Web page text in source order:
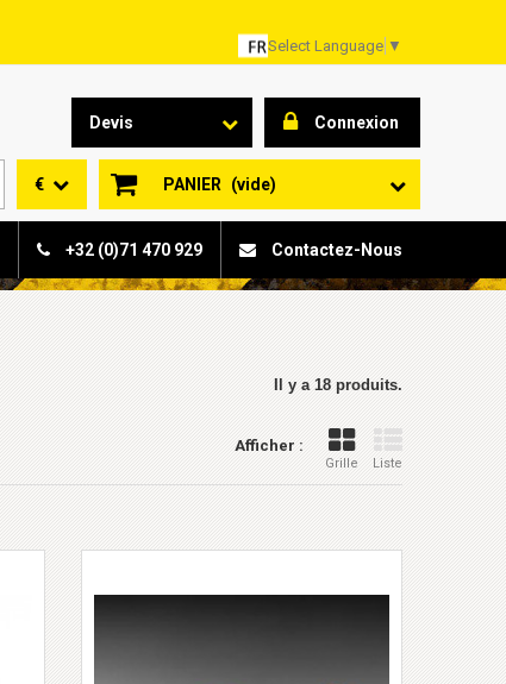
Select Language ▼
Connexion
Devis
PANIER (vide)
€
Contactez-Nous
+32 (0)71 470 929
Il y a 18 produits.
Afficher :
Grille Liste